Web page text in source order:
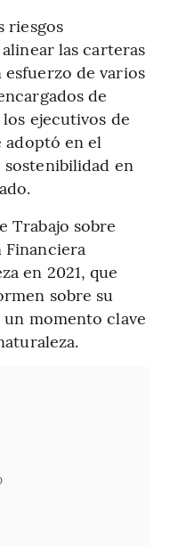
riesgos
las carteras
de varios
de
ejecutivos de
adoptó en el
en
Trabajo sobre
en 2021, que
sobre su
momento clave